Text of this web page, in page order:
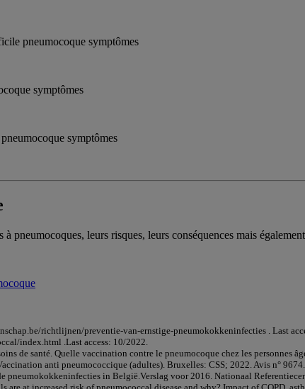
pneumocoques, leurs risques, leurs conséquences mais
richtlijnen/preventie-van-ernstige-pneumokokkeninfecties . Last
index.html .Last access: 10/2022.
de santé. Quelle vaccination contre le pneumocoque chez les personnes
anti pneumococcique (adultes). Bruxelles: CSS; 2022. Avis n°
pneumokokkeninfecties in België.Verslag voor 2016. Nationaal